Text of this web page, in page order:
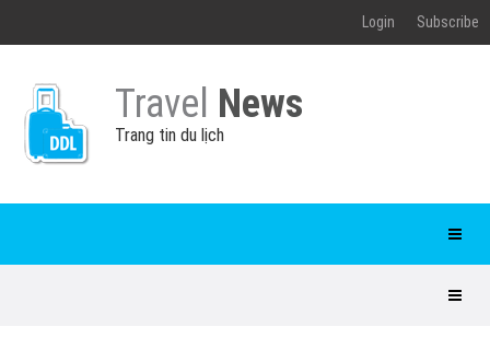
Login Subscribe
Travel News
Trang tin du lịch